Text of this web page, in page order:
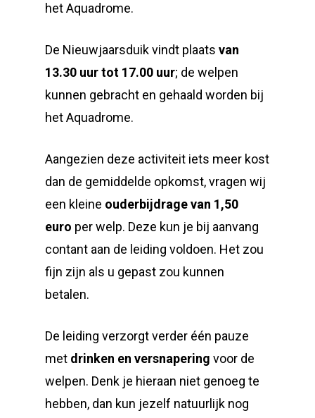
het Aquadrome.
De Nieuwjaarsduik vindt plaats van
13.30 uur tot 17.00 uur; de welpen
kunnen gebracht en gehaald worden bij
het Aquadrome.
Aangezien deze activiteit iets meer kost
dan de gemiddelde opkomst, vragen wij
een kleine ouderbijdrage van 1,50
euro per welp. Deze kun je bij aanvang
contant aan de leiding voldoen. Het zou
fijn zijn als u gepast zou kunnen
betalen.
De leiding verzorgt verder één pauze
met drinken en versnapering voor de
welpen. Denk je hieraan niet genoeg te
hebben, dan kun jezelf natuurlijk nog